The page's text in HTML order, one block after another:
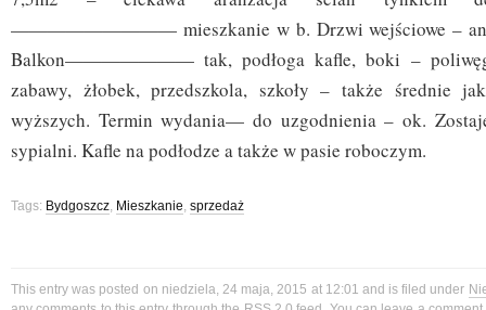
————————— mieszkanie w b. Drzwi wejściowe –
Balkon——————— tak, podłoga kafle, boki –
zabawy, żłobek, przedszkola, szkoły – także średnie
wyższych. Termin wydania— do uzgodnienia – ok.
sypialni. Kafle na podłodze a także w pasie roboczym.
Tags: Bydgoszcz, Mieszkanie, sprzedaż
This entry was posted on niedziela, 24 maja, 2015 at 12:01 and is filed under